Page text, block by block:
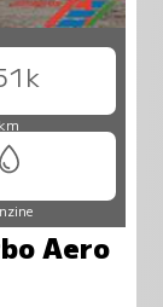
km
Aero